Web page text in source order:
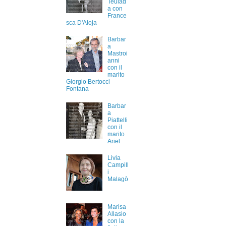
Teulad
a con
France
sca D'Aloja
Barbar
a
Mastroi
anni
con il
marito
Giorgio Bertocci
Fontana
Barbar
a
Piattelli
con il
marito
Ariel
Livia
Campill
i
Malagò
Marisa
Allasio
con la